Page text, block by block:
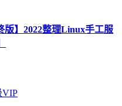
版】2022整理Linux手工服
VIP